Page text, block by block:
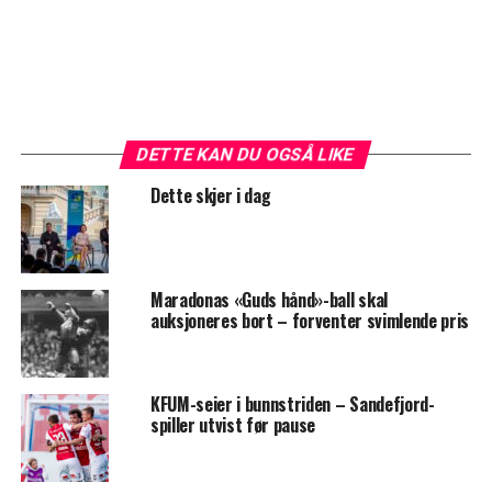
DETTE KAN DU OGSÅ LIKE
Dette skjer i dag
Maradonas «Guds hånd»-ball skal
auksjoneres bort – forventer svimlende pris
KFUM-seier i bunnstriden – Sandefjord-
spiller utvist før pause